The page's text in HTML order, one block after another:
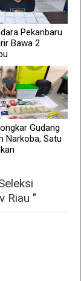
Pekanbaru
Bawa 2
Gudang
Narkoba, Satu
Riau "